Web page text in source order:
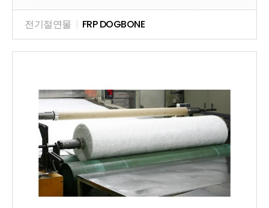
전기절연물 | FRP DOGBONE